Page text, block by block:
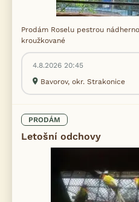
Prodám Roselu pestrou
kroužkované
4.8.2026 20:45
Bavorov, okr. Strakonice
PRODÁM
Letošní odchovy